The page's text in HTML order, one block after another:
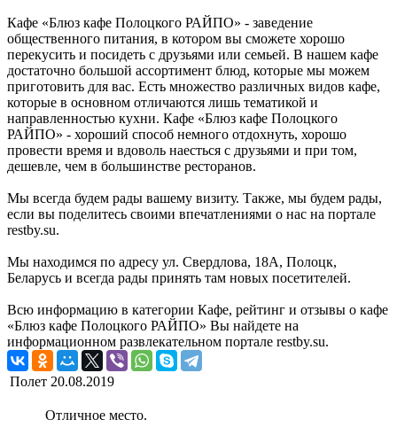
Кафе «Блюз кафе Полоцкого РАЙПО» - заведение
общественного питания, в котором вы сможете хорошо
перекусить и посидеть с друзьями или семьей. В нашем кафе
достаточно большой ассортимент блюд, которые мы можем
приготовить для вас. Есть множество различных видов кафе,
которые в основном отличаются лишь тематикой и
направленностью кухни. Кафе «Блюз кафе Полоцкого
РАЙПО» - хороший способ немного отдохнуть, хорошо
провести время и вдоволь наесться с друзьями и при том,
дешевле, чем в большинстве ресторанов.
Мы всегда будем рады вашему визиту. Также, мы будем рады,
если вы поделитесь своими впечатлениями о нас на портале
restby.su.
Мы находимся по адресу ул. Свердлова, 18А, Полоцк,
Беларусь и всегда рады принять там новых посетителей.
Всю информацию в категории Кафе, рейтинг и отзывы о кафе
«Блюз кафе Полоцкого РАЙПО» Вы найдете на
информационном развлекательном портале restby.su.
Полет 20.08.2019
Отличное место.